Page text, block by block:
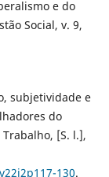
e do
Social, v. 9,
subjetividade e
do
[S. l.],
130.